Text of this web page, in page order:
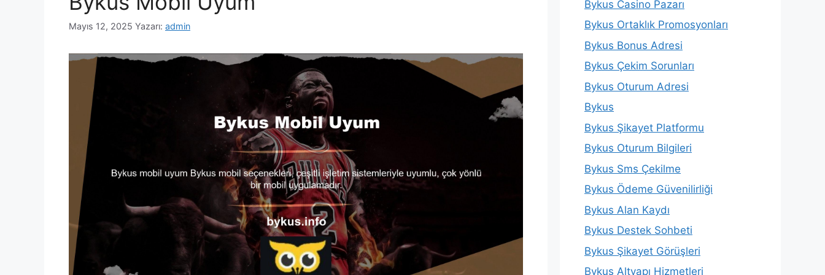
Mayıs 12, 2025 Yazarı: admin
Bykus Casino Pazarı
Bykus Ortaklık Promosyonları
Bykus Bonus Adresi
Bykus Çekim Sorunları
Bykus Oturum Adresi
Bykus
Bykus Şikayet Platformu
Bykus Oturum Bilgileri
Bykus Sms Çekilme
Bykus Ödeme Güvenilirliği
Bykus Alan Kaydı
Bykus Destek Sohbeti
Bykus Şikayet Görüşleri
Bykus Altyapı Hizmetleri